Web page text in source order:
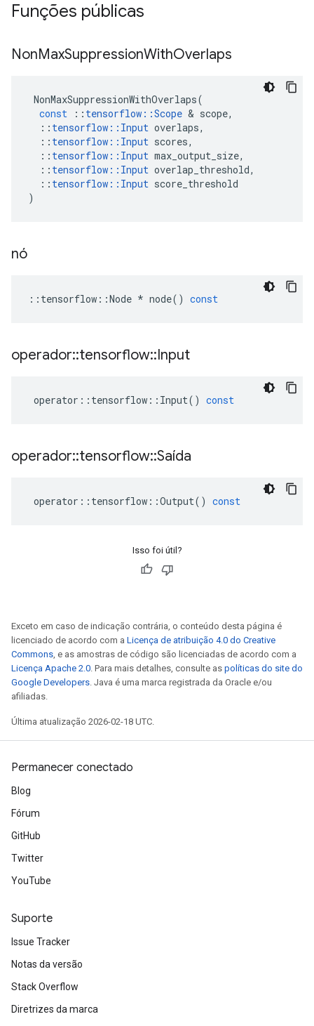
Funções públicas
NonMaxSuppressionWithOverlaps
NonMaxSuppressionWithOverlaps(
const
:: tensorflow ::Scope & scope,
:: tensorflow :: Input overlaps,
:: tensorflow :: Input scores,
:: tensorflow :: Input max_output_size,
:: tensorflow :: Input overlap_threshold,
:: tensorflow :: Input score_threshold
)
nó
:: tensorflow ::Node * node() const
operador::tensorflow::Input
operator :: tensorflow :: Input() const
operador::tensorflow::Saída
operator :: tensorflow ::Output() const
Isso foi útil?
Exceto em caso de indicação contrária, o conteúdo desta página é
licenciado de acordo com a Licença de atribuição 4.0 do Creative
Commons, e as amostras de código são licenciadas de acordo com a
Licença Apache 2.0. Para mais detalhes, consulte as políticas do site do
Google Developers. Java é uma marca registrada da Oracle e/ou
afiliadas.
Última atualização 2026-02-18 UTC.
Permanecer conectado
Blog
Fórum
GitHub
Twitter
YouTube
Suporte
Issue Tracker
Notas da versão
Stack Overflow
Diretrizes da marca